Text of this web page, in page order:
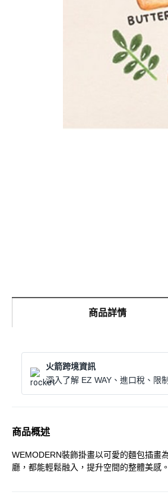
商品詳情
火箭跨境資訊
深入了解 EZ WAY、進口稅、限
商品概述
WEMODERN裝飾掛畫以可愛的麵包插畫
廳，都能輕鬆融入，提升空間的整體美感